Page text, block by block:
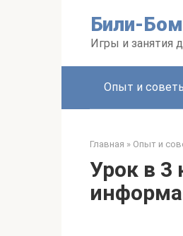
Били-
Игры и занятия
Опыт и
Главная » Опыт и
Урок в 3